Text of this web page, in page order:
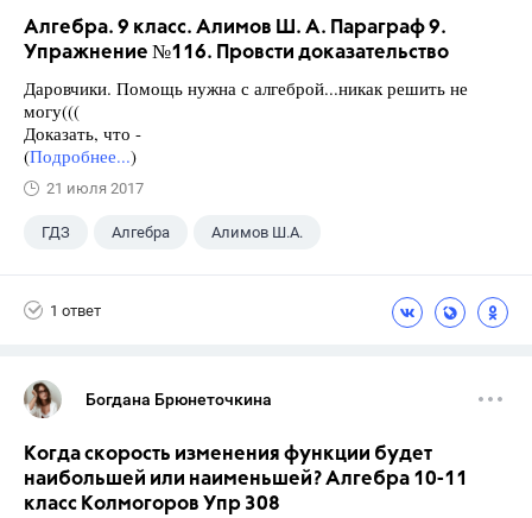
Алгебра. 9 класс. Алимов Ш. А. Параграф 9.
Упражнение №116. Провсти доказательство
Даровчики. Помощь нужна с алгеброй...никак решить не
могу(((
Доказать, что -
(Подробнее...)
21 июля 2017
ГДЗ Алгебра Алимов Ш.А.
1 ответ
Богдана Брюнеточкина
Когда скорость изменения функции будет
наибольшей или наименьшей? Алгебра 10-11
класс Колмогоров Упр 308